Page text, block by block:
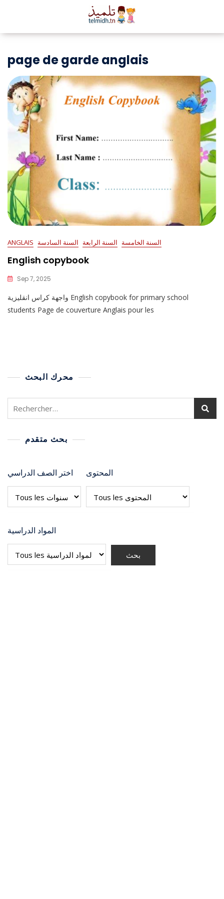
page de garde anglais
ANGLAIS السنة الخامسة السنة الرابعة السنة السادسة
English copybook
Sep 7, 2025
واجهة كراس انقليزية English copybook for primary school
students Page de couverture Anglais pour les
محرك البحث
بحث متقدم
اختر الصف الدراسي المحتوى
المواد الدراسية